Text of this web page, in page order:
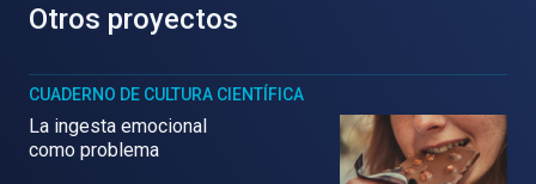
Otros proyectos
CUADERNO DE CULTURA CIENTÍFICA
La ingesta emocional
como problema